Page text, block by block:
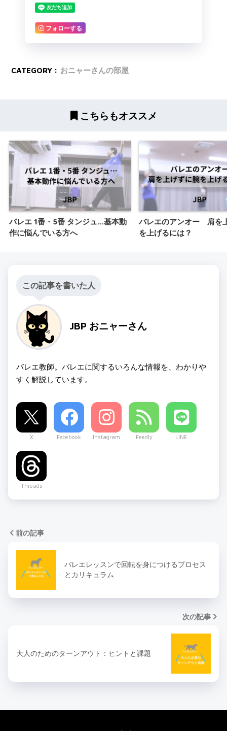
フォローする
CATEGORY : おニャーさんの部屋
こちらもオススメ
バレエ 1番・5番 タンジュ…基本動
作に悩んでいる方へ
バレエのアンオー 肩を
を上げるには？
この記事を書いた人
JBP おニャーさん
バレエ教師。バレエに関するいろんな情報を、わかりや
すく解説しています。
X Facebook Instagram Feedly LINE
Threads
前の記事
バレエレッスンで回転を身につけるプロセス
とカリキュラム
次の記事
大人のためのターンアウト：ヒントと課題